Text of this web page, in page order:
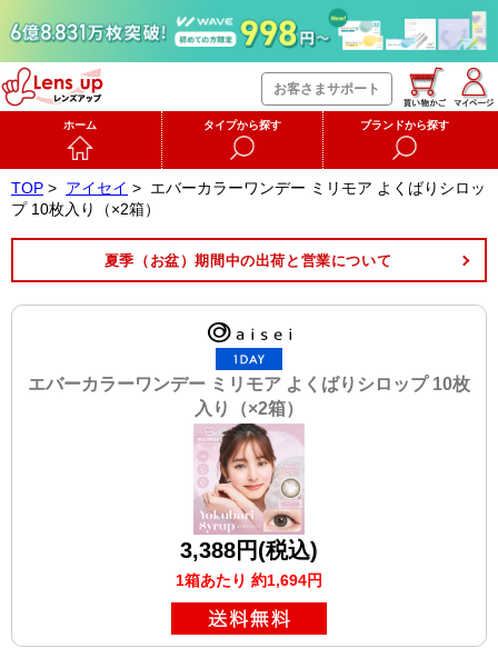
お客さまサポート
ホーム タイプから探す ブランドから探す
TOP > アイセイ > エバーカラーワンデー ミリモア よくばりシロッ
プ 10枚入り（×2箱）
夏季（お盆）期間中の出荷と営業について
エバーカラーワンデー ミリモア よくばりシロップ 10枚
入り（×2箱）
3,388円(税込)
1箱あたり 約1,694円